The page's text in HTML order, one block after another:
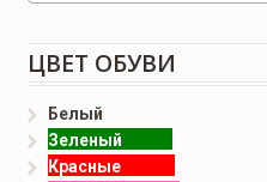
ЦВЕТ ОБУВИ
Белый
Зеленый
Красные